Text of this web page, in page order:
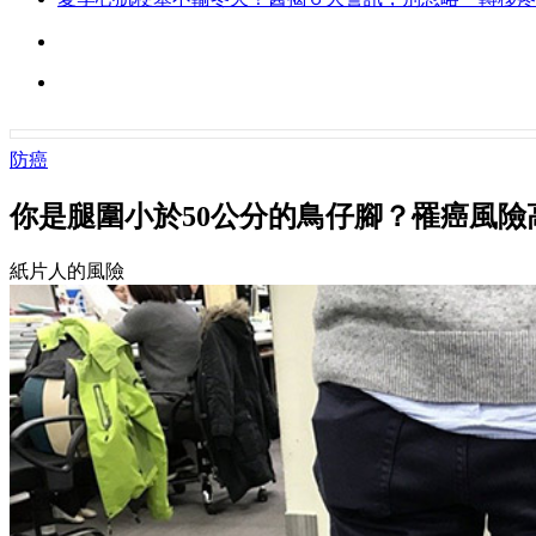
防癌
你是腿圍小於50公分的鳥仔腳？罹癌風險
紙片人的風險